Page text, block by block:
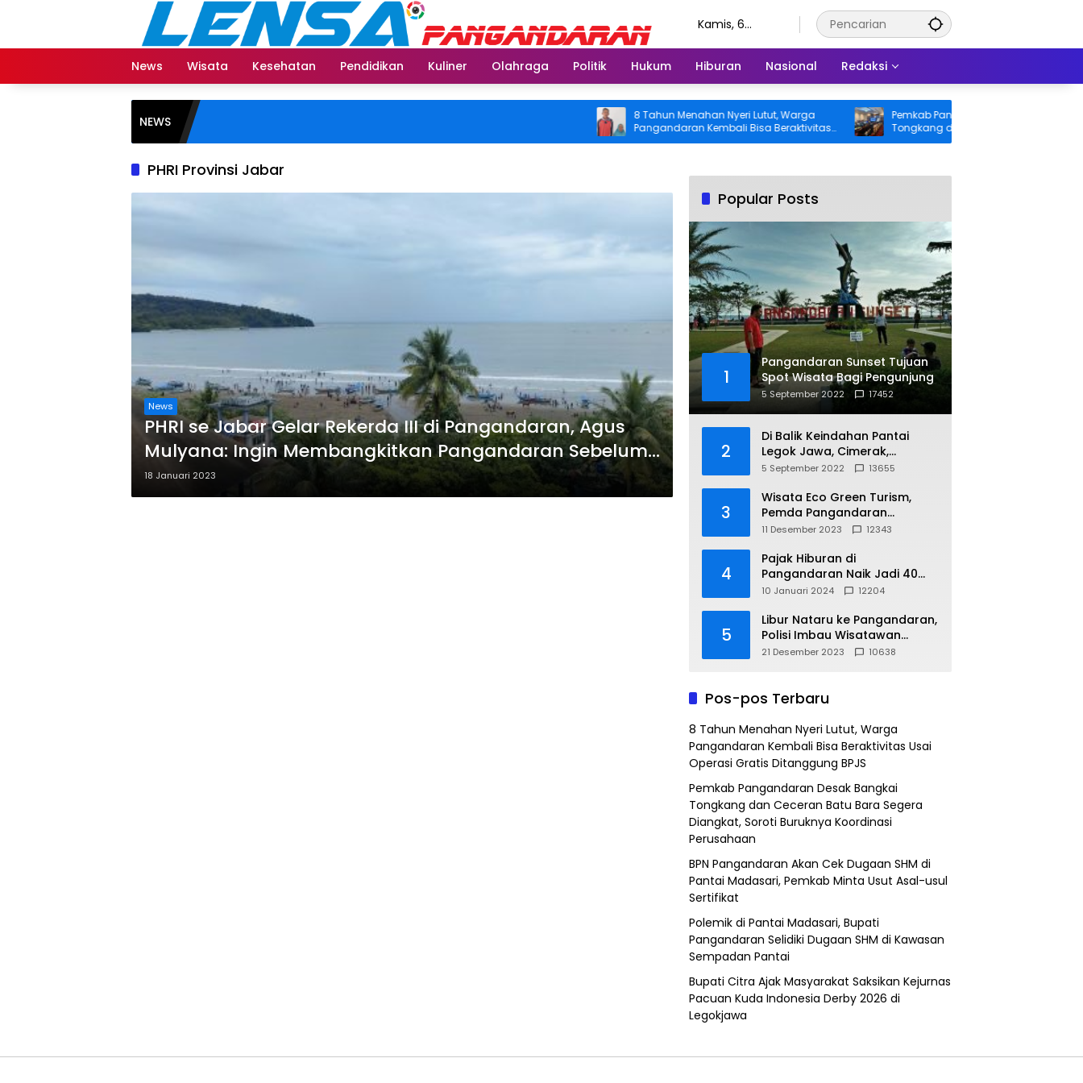
Kamis, 6
News
Wisata Kesehatan Pendidikan Kuliner Olahraga Politik Hukum Hiburan Nasional Redaksi
NEWS
8 Tahun Menahan Nyeri Lutut, Warga
Pangandaran Kembali Bisa Beraktivitas
Usai Operasi Gratis Ditanggung BPJS
Pemkab Pangandaran Desak Bangkai
Tongkang dan Ceceran Batu Bara
Segera Diangkat, Soroti Buruknya
PHRI Provinsi Jabar
News
PHRI se Jabar Gelar Rekerda III di Pangandaran, Agus
Mulyana: Ingin Membangkitkan Pangandaran Sebelum
Pandemi
18 Januari 2023
Popular Posts
1
Pangandaran Sunset Tujuan
Spot Wisata Bagi Pengunjung
5 September 2022 17452
2
Di Balik Keindahan Pantai
Legok Jawa, Cimerak,
Pangandaran
5 September 2022 13655
3
Wisata Eco Green Turism,
Pemda Pangandaran
Gandeng PLN
11 Desember 2023 12343
4
Pajak Hiburan di
Pangandaran Naik Jadi 40
Persen
10 Januari 2024 12204
5
Libur Nataru ke Pangandaran,
Polisi Imbau Wisatawan
Gunakan Jalur Arteri
21 Desember 2023 10638
Pos-pos Terbaru
8 Tahun Menahan Nyeri Lutut, Warga
Pangandaran Kembali Bisa Beraktivitas Usai
Operasi Gratis Ditanggung BPJS
Pemkab Pangandaran Desak Bangkai
Tongkang dan Ceceran Batu Bara Segera
Diangkat, Soroti Buruknya Koordinasi
Perusahaan
BPN Pangandaran Akan Cek Dugaan SHM di
Pantai Madasari, Pemkab Minta Usut Asal-usul
Sertifikat
Polemik di Pantai Madasari, Bupati
Pangandaran Selidiki Dugaan SHM di Kawasan
Sempadan Pantai
Bupati Citra Ajak Masyarakat Saksikan Kejurnas
Pacuan Kuda Indonesia Derby 2026 di
Legokjawa